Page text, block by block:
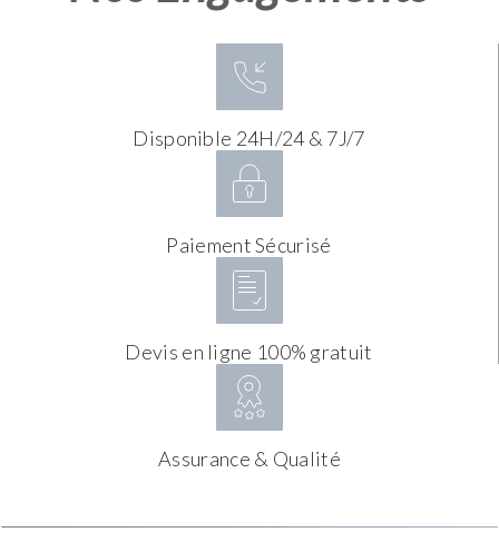
Disponible 24H/24 & 7J/7
Paiement Sécurisé
Devis en ligne 100% gratuit
Assurance & Qualité